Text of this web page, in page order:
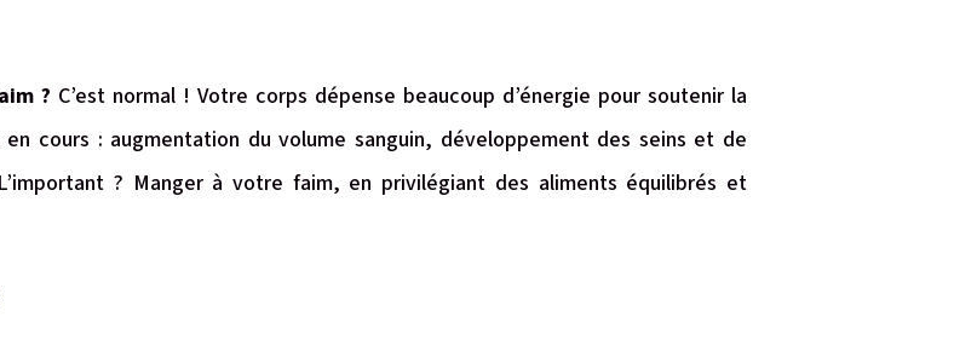
? C’est normal ! Votre corps dépense beaucoup d’énergie pour soutenir la
cours : augmentation du volume sanguin, développement des seins et de
? Manger à votre faim, en privilégiant des aliments équilibrés et